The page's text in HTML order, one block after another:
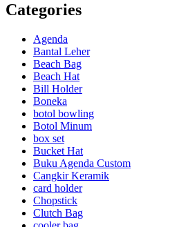
Categories
Agenda
Bantal Leher
Beach Bag
Beach Hat
Bill Holder
Boneka
botol bowling
Botol Minum
box set
Bucket Hat
Buku Agenda Custom
Cangkir Keramik
card holder
Chopstick
Clutch Bag